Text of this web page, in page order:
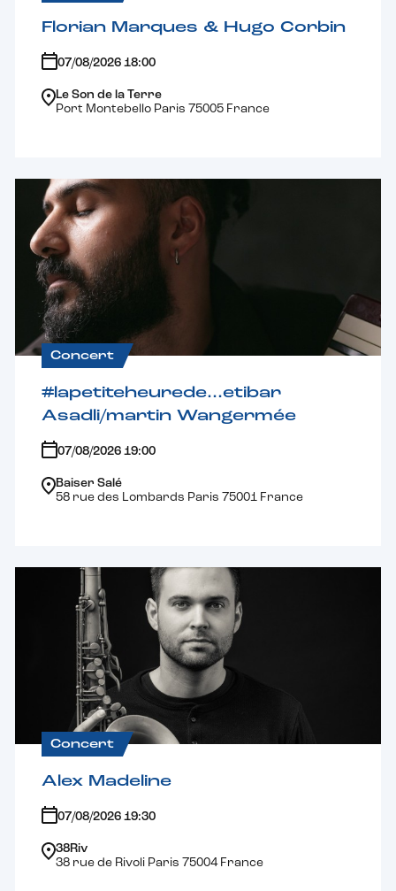
Florian Marques & Hugo Corbin
07/08/2026 18:00
Le Son de la Terre
Port Montebello Paris 75005 France
Concert
#lapetiteheurede…etibar
Asadli/martin Wangermée
07/08/2026 19:00
Baiser Salé
58 rue des Lombards Paris 75001 France
Concert
Alex Madeline
07/08/2026 19:30
38Riv
38 rue de Rivoli Paris 75004 France